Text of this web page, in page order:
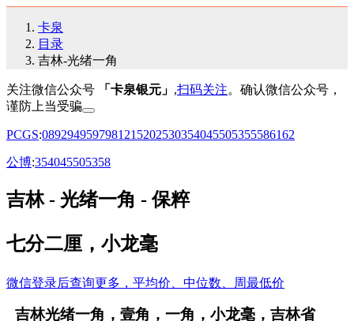
卡泉
目录
吉林-光绪一角
关注微信公众号 「卡泉银元」 ,扫码关注。确认微信公众号，
谨防上当受骗
PCGS:0892949597981215202530354045505355586162
公博:354045505358
吉林 - 光绪一角 - 保粹
七分二厘，小龙毫
微信登录后查询更多，平均价、中位数、周最低价
吉林光绪一角，壹角，一角，小龙毫，吉林省